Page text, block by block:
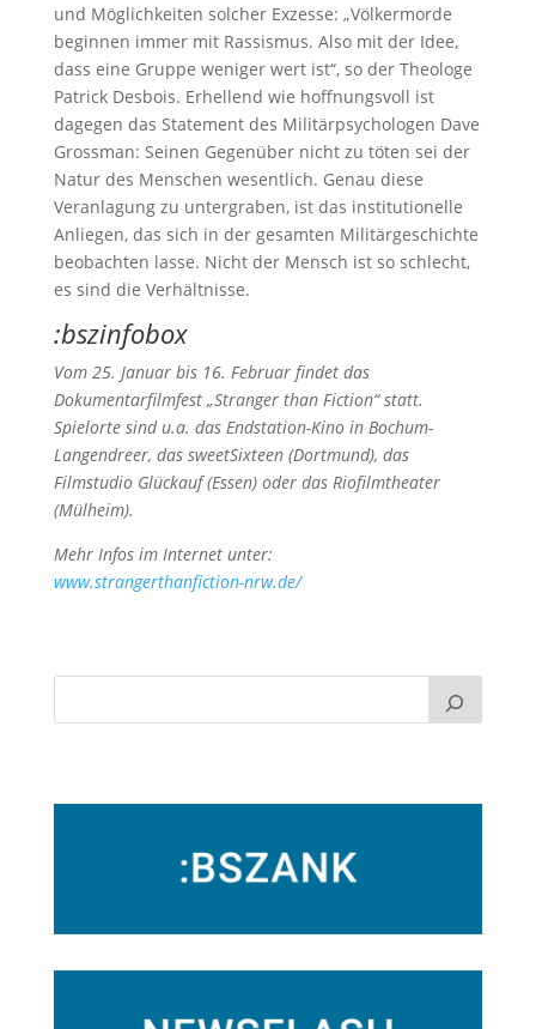
und Möglichkeiten solcher Exzesse: „Völkermorde
beginnen immer mit Rassismus. Also mit der Idee,
dass eine Gruppe weniger wert ist“, so der Theologe
Patrick Desbois. Erhellend wie hoffnungsvoll ist
dagegen das Statement des Militärpsychologen Dave
Grossman: Seinen Gegenüber nicht zu töten sei der
Natur des Menschen wesentlich. Genau diese
Veranlagung zu untergraben, ist das institutionelle
Anliegen, das sich in der gesamten Militärgeschichte
beob­achten lasse. Nicht der Mensch ist so schlecht,
es sind die Verhältnisse.
:bszinfobox
Vom 25. Januar bis 16. Februar findet das
Dokumentarfilmfest „Stranger than Fiction“ statt.
Spielorte sind u.a. das Endstation-Kino in Bochum-
Langendreer, das sweetSixteen (Dortmund), das
Filmstudio Glückauf (Essen) oder das Riofilmtheater
(Mülheim).
Mehr Infos im Internet unter:
www.strangerthanfiction-nrw.de/